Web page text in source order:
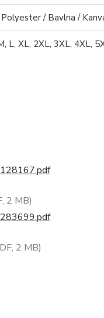
Polyester / Bavlna /
L, XL, 2XL, 3XL, 4XL,
2 MB)
2 MB)